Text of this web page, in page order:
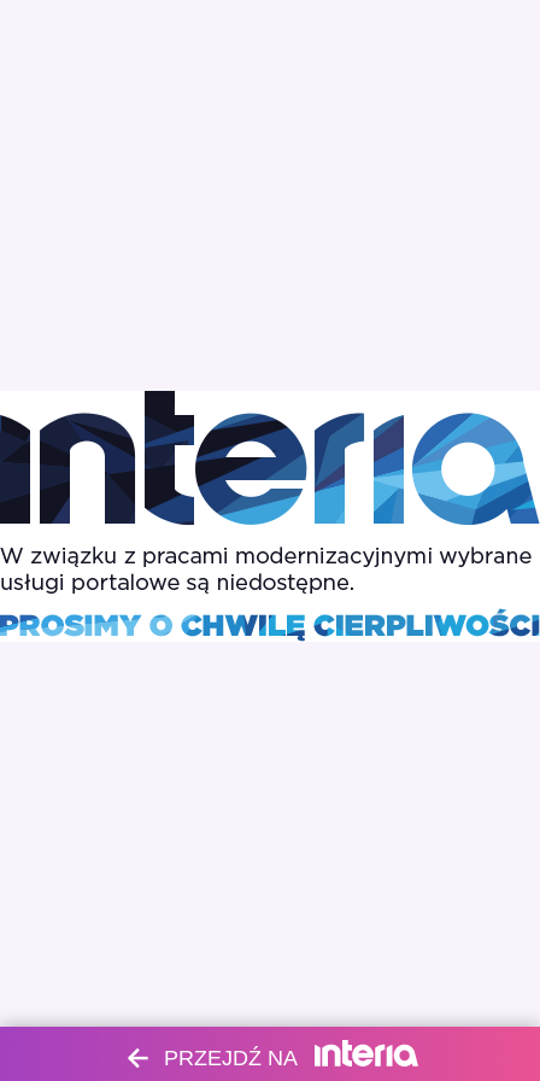
PRZEJDŹ NA